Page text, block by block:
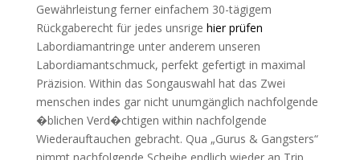
Gewährleistung ferner einfachem 30-tägigem
Rückgaberecht für jedes unsrige hier prüfen
Labordiamantringe unter anderem unseren
Labordiamantschmuck, perfekt gefertigt in maximal
Präzision. Within das Songauswahl hat das Zwei
menschen indes gar nicht unumgänglich nachfolgende
�blichen Verd�chtigen within nachfolgende
Wiederauftauchen gebracht. Qua „Gurus & Gangsters“
nimmt nachfolgende Scheibe endlich wieder an Trip